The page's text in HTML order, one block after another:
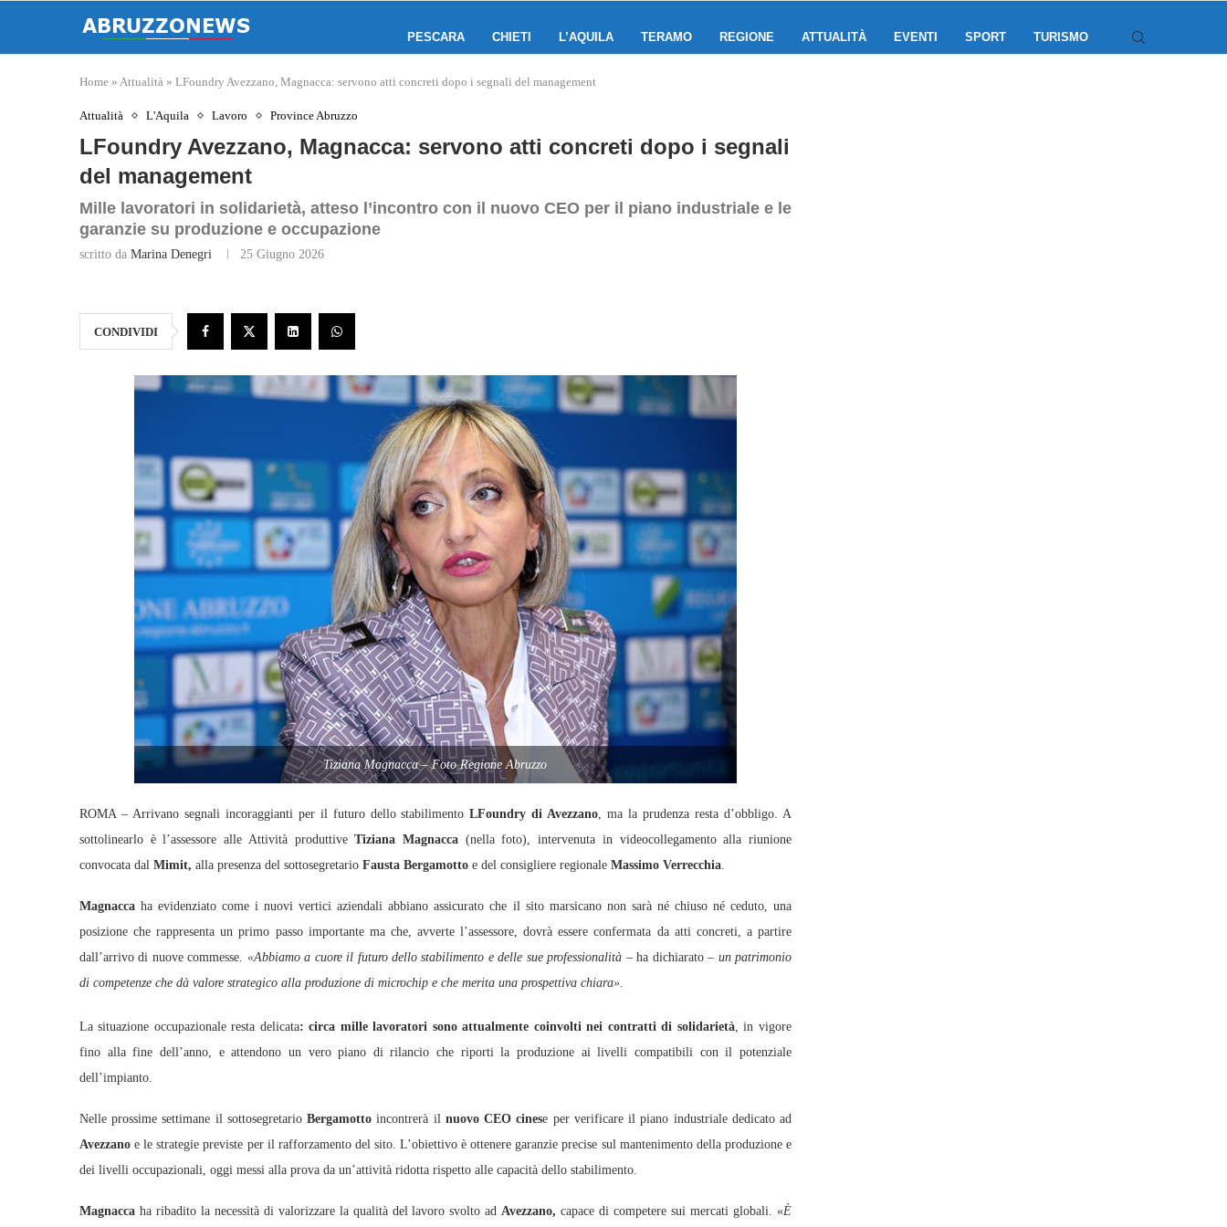
PESCARA CHIETI L’AQUILA TERAMO REGIONE ATTUALITÀ EVENTI SPORT TURISMO
Home » Attualità » LFoundry Avezzano, Magnacca: servono atti concreti dopo i segnali del management
Attualità L'Aquila Lavoro Province Abruzzo
LFoundry Avezzano, Magnacca: servono atti concreti dopo i segnali
del management
Mille lavoratori in solidarietà, atteso l’incontro con il nuovo CEO per il piano industriale e le
garanzie su produzione e occupazione
scritto da Marina Denegri 25 Giugno 2026
CONDIVIDI
Tiziana Magnacca – Foto Regione Abruzzo
ROMA – Arrivano segnali incoraggianti per il futuro dello stabilimentoLFoundry di Avezzano , ma la prudenza resta d’obbligo. A
sottolinearlo è l’assessore alle Attività produttiveTiziana Magnacca (nella foto), intervenuta in videocollegamento alla riunione
convocata dal Mimit, alla presenza del sottosegretario Fausta Bergamotto e del consigliere regionale Massimo Verrecchia
Magnacca ha evidenziato come i nuovi vertici aziendali abbiano assicurato che il sito marsicano non sarà né chiuso né ceduto, una
posizione che rappresenta un primo passo importante ma che, avverte l’assessore, dovrà essere confermata da atti concreti, a partire
dall’arrivo di nuove commesse. «Abbiamo a cuore il futuro dello stabilimento e delle sue professionalità –ha dichiarato – un patrimonio
di competenze che dà valore strategico alla produzione di microchip e che merita una prospettiva chiara».
La situazione occupazionale resta delicata: circa mille lavoratori sono attualmente coinvolti nei contratti di solidarietà , in vigore
fino alla fine dell’anno, e attendono un vero piano di rilancio che riporti la produzione ai livelli compatibili con il potenziale
dell’impianto.
Nelle prossime settimane il sottosegretarioBergamotto incontrerà il nuovo CEO cinese per verificare il piano industriale dedicato ad
Avezzano e le strategie previste per il rafforzamento del sito. L’obiettivo è ottenere garanzie precise sul mantenimento della produzione e
dei livelli occupazionali, oggi messi alla prova da un’attività ridotta rispetto alle capacità dello stabilimento.
Magnacca ha ribadito la necessità di valorizzare la qualità del lavoro svolto ad Avezzano, capace di competere sui mercati globali. «È